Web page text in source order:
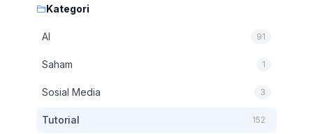
Kategori
AI 91
Saham 1
Sosial Media 3
Tutorial 152